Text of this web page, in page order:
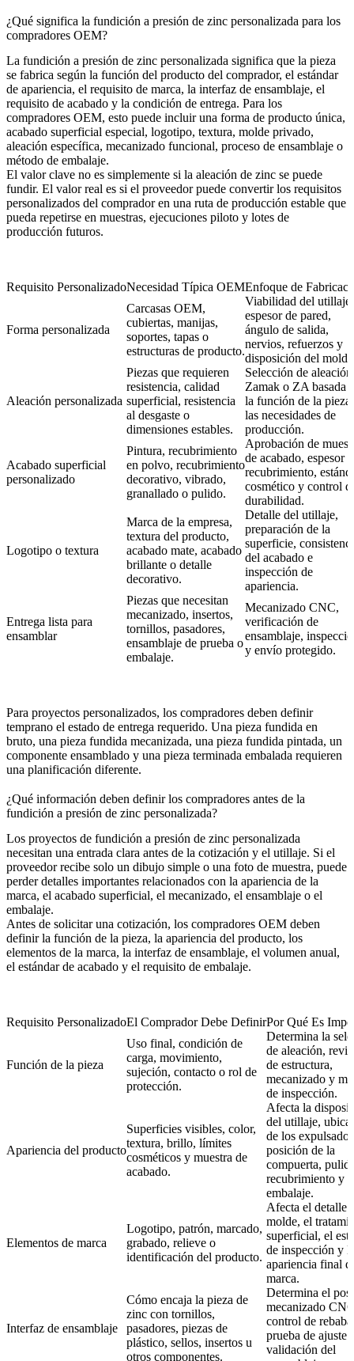
¿Qué significa la fundición a presión de zinc personalizada para los
compradores OEM?
La fundición a presión de zinc personalizada significa que la pieza
se fabrica según la función del producto del comprador, el estándar
de apariencia, el requisito de marca, la interfaz de ensamblaje, el
requisito de acabado y la condición de entrega. Para los
compradores OEM, esto puede incluir una forma de producto única,
acabado superficial especial, logotipo, textura, molde privado,
aleación específica, mecanizado funcional, proceso de ensamblaje o
método de embalaje.
El valor clave no es simplemente si la aleación de zinc se puede
fundir. El valor real es si el proveedor puede convertir los requisitos
personalizados del comprador en una ruta de producción estable que
pueda repetirse en muestras, ejecuciones piloto y lotes de
producción futuros.
Requisito PersonalizadoNecesidad Típica OEMEnfoque de
Forma personalizada
Carcasas OEM,
cubiertas, manijas,
soportes, tapas o
estructuras de producto.
Viabilidad del utillaje,
espesor de pared,
ángulo de salida,
nervios, refuerzos y
disposición del
Aleación personalizada
Piezas que requieren
resistencia, calidad
superficial, resistencia
al desgaste o
dimensiones estables.
Selección de aleación
Zamak o ZA basada
la función de la pieza
las necesidades de
producción.
Acabado superficial
personalizado
Pintura, recubrimiento
en polvo, recubrimiento
decorativo, vibrado,
granallado o pulido.
Aprobación de
de acabado, espesor
recubrimiento,
cosmético y control
durabilidad.
Logotipo o textura
Marca de la empresa,
textura del producto,
acabado mate, acabado
brillante o detalle
decorativo.
Detalle del utillaje,
preparación de la
superficie,
del acabado e
inspección de
apariencia.
Entrega lista para
ensamblar
Piezas que necesitan
mecanizado, insertos,
tornillos, pasadores,
ensamblaje de prueba o
embalaje.
Mecanizado CNC,
verificación de
ensamblaje,
y envío protegido.
Para proyectos personalizados, los compradores deben definir
temprano el estado de entrega requerido. Una pieza fundida en
bruto, una pieza fundida mecanizada, una pieza fundida pintada, un
componente ensamblado y una pieza terminada embalada requieren
una planificación diferente.
¿Qué información deben definir los compradores antes de la
fundición a presión de zinc personalizada?
Los proyectos de fundición a presión de zinc personalizada
necesitan una entrada clara antes de la cotización y el utillaje. Si el
proveedor recibe solo un dibujo simple o una foto de muestra, puede
perder detalles importantes relacionados con la apariencia de la
marca, el acabado superficial, el mecanizado, el ensamblaje o el
embalaje.
Antes de solicitar una cotización, los compradores OEM deben
definir la función de la pieza, la apariencia del producto, los
elementos de la marca, la interfaz de ensamblaje, el volumen anual,
el estándar de acabado y el requisito de embalaje.
Requisito PersonalizadoEl Comprador Debe DefinirPor Qué Es
Función de la pieza
Uso final, condición de
carga, movimiento,
sujeción, contacto o rol de
protección.
Determina la
de aleación,
de estructura,
mecanizado y
de inspección.
Apariencia del producto
Superficies visibles, color,
textura, brillo, límites
cosméticos y muestra de
acabado.
Afecta la
del utillaje,
de los
posición de la
compuerta,
recubrimiento y
embalaje.
Elementos de marca
Logotipo, patrón, marcado,
grabado, relieve o
identificación del producto.
Afecta el detalle
molde, el
superficial, el
de inspección y
apariencia final
marca.
Interfaz de ensamblaje
Cómo encaja la pieza de
zinc con tornillos,
pasadores, piezas de
plástico, sellos, insertos u
otros componentes.
Determina el
mecanizado
control de
prueba de ajuste
validación del